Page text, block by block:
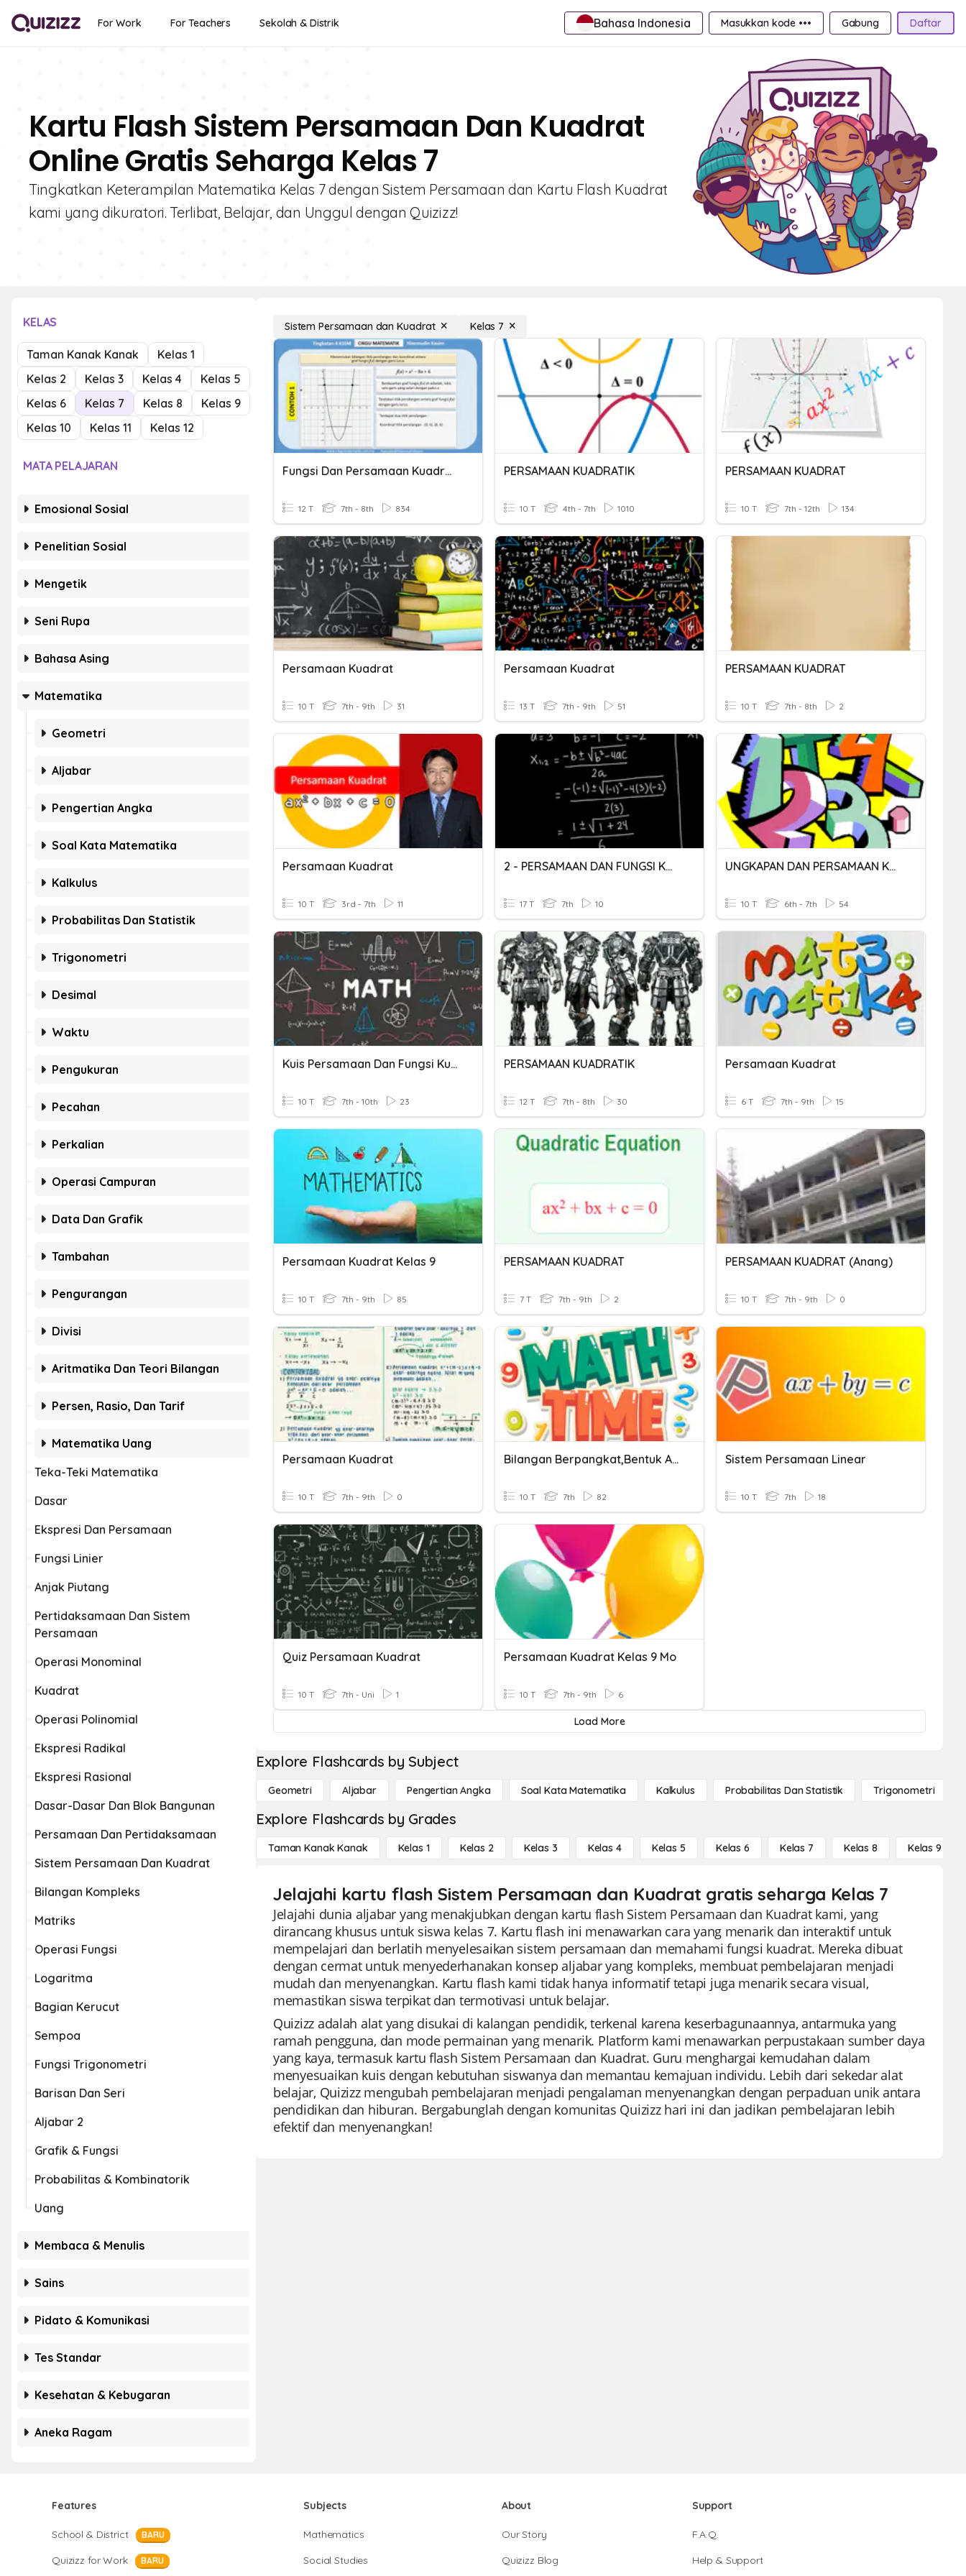
For Work For Teachers Sekolah & Distrik Bahasa Indonesia Masukkan kode ••• Gabung Daftar
Kartu Flash Sistem Persamaan Dan Kuadrat
Online Gratis Seharga Kelas 7
Tingkatkan Keterampilan Matematika Kelas 7 dengan Sistem Persamaan dan Kartu Flash Kuadrat
kami yang dikuratori. Terlibat, Belajar, dan Unggul dengan Quizizz!
KELAS
Taman Kanak Kanak
Kelas 1
Kelas 2
Kelas 3 Kelas 4
Kelas 5
Kelas 6
Kelas 7 Kelas 8
Kelas 9
Kelas 10
Kelas 11 Kelas 12
MATA PELAJARAN
Emosional Sosial
Penelitian Sosial
Mengetik
Seni Rupa
Bahasa Asing
Matematika
Geometri
Aljabar
Pengertian Angka
Soal Kata Matematika
Kalkulus
Probabilitas Dan Statistik
Trigonometri
Desimal
Waktu
Pengukuran
Pecahan
Perkalian
Operasi Campuran
Data Dan Grafik
Tambahan
Pengurangan
Divisi
Aritmatika Dan Teori Bilangan
Persen, Rasio, Dan Tarif
Matematika Uang
Teka-Teki Matematika
Dasar
Ekspresi Dan Persamaan
Fungsi Linier
Anjak Piutang
Pertidaksamaan Dan Sistem
Persamaan
Operasi Monominal
Kuadrat
Operasi Polinomial
Ekspresi Radikal
Ekspresi Rasional
Dasar-Dasar Dan Blok Bangunan
Persamaan Dan Pertidaksamaan
Sistem Persamaan Dan Kuadrat
Bilangan Kompleks
Matriks
Operasi Fungsi
Logaritma
Bagian Kerucut
Sempoa
Fungsi Trigonometri
Barisan Dan Seri
Aljabar 2
Grafik & Fungsi
Probabilitas & Kombinatorik
Uang
Membaca & Menulis
Sains
Pidato & Komunikasi
Tes Standar
Kesehatan & Kebugaran
Aneka Ragam
Sistem Persamaan dan Kuadrat Kelas 7
Fungsi Dan Persamaan Kuadratik
12 T 7th - 8th 834
PERSAMAAN KUADRATIK
10 T 4th - 7th 1010
PERSAMAAN KUADRAT
10 T 7th - 12th 134
Persamaan Kuadrat
10 T 7th - 9th 31
Persamaan Kuadrat
13 T 7th - 9th 51
PERSAMAAN KUADRAT
10 T 7th - 8th 2
Persamaan Kuadrat
10 T 3rd - 7th 11
2 - PERSAMAAN DAN FUNGSI KUADRAT
17 T 7th 10
UNGKAPAN DAN PERSAMAAN KUADRATIK
10 T 6th - 7th 54
Kuis Persamaan Dan Fungsi Kuadrat
10 T 7th - 10th 23
PERSAMAAN KUADRATIK
12 T 7th - 8th 30
Persamaan Kuadrat
6 T 7th - 9th 15
Persamaan Kuadrat Kelas 9
10 T 7th - 9th 85
PERSAMAAN KUADRAT
7 T 7th - 9th 2
PERSAMAAN KUADRAT (Anang)
10 T 7th - 9th 0
Persamaan Kuadrat
10 T 7th - 9th 0
Bilangan Berpangkat,Bentuk Akar & Persamaan Kuadrat
10 T 7th 82
Sistem Persamaan Linear
10 T 7th 18
Quiz Persamaan Kuadrat
10 T 7th - Uni 1
Persamaan Kuadrat Kelas 9 Mo
10 T 7th - 9th 6
Load More
Explore Flashcards by Subject
Geometri Aljabar Pengertian Angka Soal Kata Matematika Kalkulus Probabilitas Dan Statistik Trigonometri
Explore Flashcards by Grades
Taman Kanak Kanak Kelas 1 Kelas 2 Kelas 3 Kelas 4 Kelas 5 Kelas 6 Kelas 7 Kelas 8 Kelas 9
Jelajahi kartu flash Sistem Persamaan dan Kuadrat gratis seharga Kelas 7
Jelajahi dunia aljabar yang menakjubkan dengan kartu flash Sistem Persamaan dan Kuadrat kami, yang
dirancang khusus untuk siswa kelas 7. Kartu flash ini menawarkan cara yang menarik dan interaktif untuk
mempelajari dan berlatih menyelesaikan sistem persamaan dan memahami fungsi kuadrat. Mereka dibuat
dengan cermat untuk menyederhanakan konsep aljabar yang kompleks, membuat pembelajaran menjadi
mudah dan menyenangkan. Kartu flash kami tidak hanya informatif tetapi juga menarik secara visual,
memastikan siswa terpikat dan termotivasi untuk belajar.
Quizizz adalah alat yang disukai di kalangan pendidik, terkenal karena keserbagunaannya, antarmuka yang
ramah pengguna, dan mode permainan yang menarik. Platform kami menawarkan perpustakaan sumber daya
yang kaya, termasuk kartu flash Sistem Persamaan dan Kuadrat. Guru menghargai kemudahan dalam
menyesuaikan kuis dengan kebutuhan siswanya dan memantau kemajuan individu. Lebih dari sekedar alat
belajar, Quizizz mengubah pembelajaran menjadi pengalaman menyenangkan dengan perpaduan unik antara
pendidikan dan hiburan. Bergabunglah dengan komunitas Quizizz hari ini dan jadikan pembelajaran lebih
efektif dan menyenangkan!
Features
School & District BARU
Quizizz for Work BARU
Subjects
Mathematics
Social Studies
About
Our Story
Quizizz Blog
Support
F.A.Q.
Help & Support